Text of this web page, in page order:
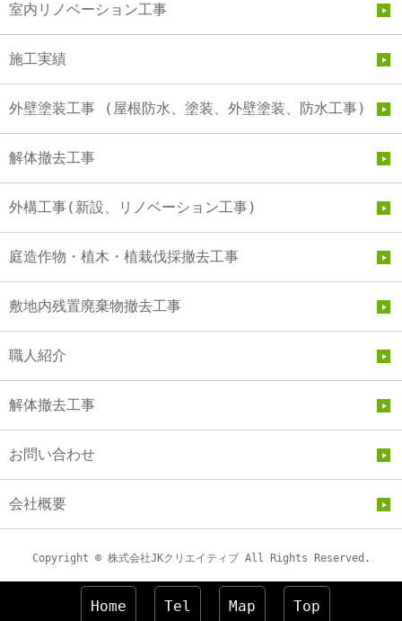
室内リノベーション工事
施工実績
外壁塗装工事 (屋根防水、塗装、外壁塗装、防水工事)
解体撤去工事
外構工事(新設、リノベーション工事)
庭造作物・植木・植栽伐採撤去工事
敷地内残置廃棄物撤去工事
職人紹介
解体撤去工事
お問い合わせ
会社概要
Copyright © 株式会社JKクリエイティブ All Rights Reserved.
Home Tel Map Top